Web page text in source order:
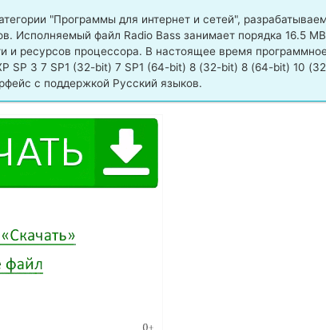
"Программы для интернет и сетей",
Исполняемый файл Radio Bass занимает порядка 16.5
и ресурсов процессора. В настоящее время
SP 3 7 SP1 (32-bit) 7 SP1 (64-bit) 8 (32-bit) 8 (64-bit) 10
с поддержкой Русский языков.